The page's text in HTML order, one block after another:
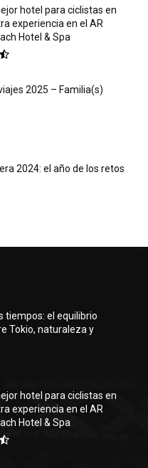
hotel para ciclistas en
experiencia en el AR
Hotel & Spa
2025 – Familia(s)
2024: el año de los retos
tiempos: el equilibrio
Tokio, naturaleza y
hotel para ciclistas en
experiencia en el AR
Hotel & Spa